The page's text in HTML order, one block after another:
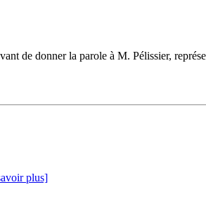
de donner la parole à M. Pélissier,
plus]